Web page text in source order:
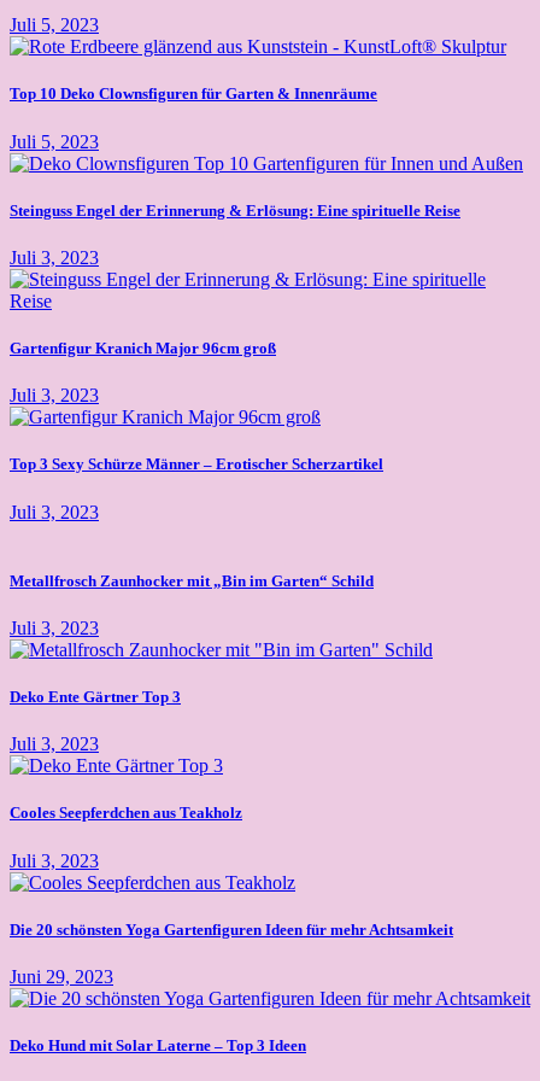
Juli 5, 2023
Top 10 Deko Clownsfiguren für Garten & Innenräume
Juli 5, 2023
Steinguss Engel der Erinnerung & Erlösung: Eine spirituelle Reise
Juli 3, 2023
Gartenfigur Kranich Major 96cm groß
Juli 3, 2023
Top 3 Sexy Schürze Männer – Erotischer Scherzartikel
Juli 3, 2023
Metallfrosch Zaunhocker mit „Bin im Garten“ Schild
Juli 3, 2023
Deko Ente Gärtner Top 3
Juli 3, 2023
Cooles Seepferdchen aus Teakholz
Juli 3, 2023
Die 20 schönsten Yoga Gartenfiguren Ideen für mehr Achtsamkeit
Juni 29, 2023
Deko Hund mit Solar Laterne – Top 3 Ideen